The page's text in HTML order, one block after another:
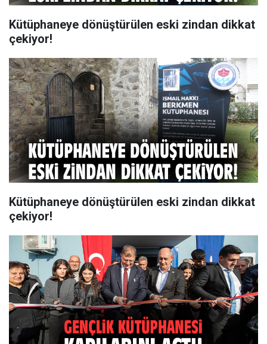
Kütüphaneye dönüştürülen eski zindan dikkat
çekiyor!
Kütüphaneye dönüştürülen eski zindan dikkat
çekiyor!